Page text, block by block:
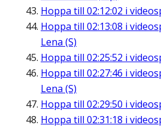
Hoppa till 02:12:02 i
Hoppa till 02:13:08 i
Lena (S)
Hoppa till 02:25:52 i
Hoppa till 02:27:46 i
Lena (S)
Hoppa till 02:29:50 i
Hoppa till 02:31:18 i